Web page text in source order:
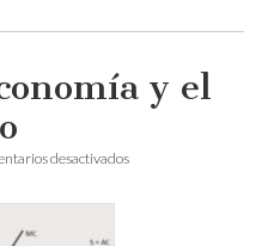
y el
desactivadosen